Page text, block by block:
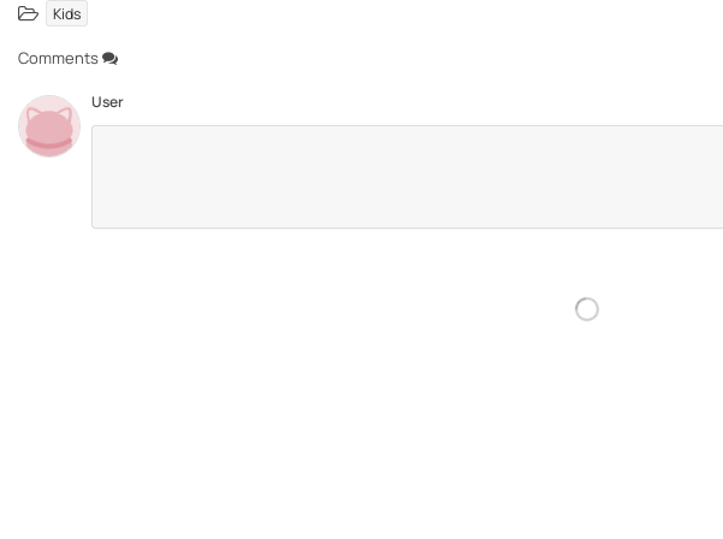
Kids
Comments
User